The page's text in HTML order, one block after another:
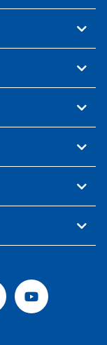
Youtube